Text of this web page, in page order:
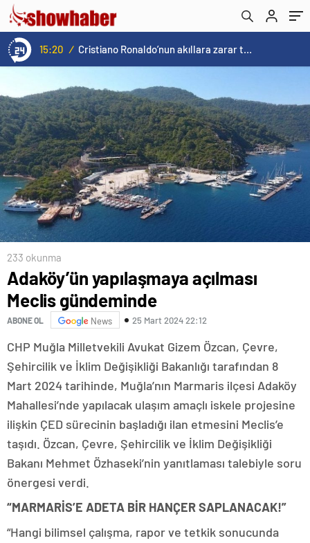
15:20 / Cristiano Ronaldo’nun akıllara zarar tüm kariyerinin istatistiğini çıkardık !
233 okunma
Adaköy’ün yapılaşmaya açılması
Meclis gündeminde
ABONE OL News 25 Mart 2024 22:12
CHP Muğla Milletvekili Avukat Gizem Özcan, Çevre,
Şehircilik ve İklim Değişikliği Bakanlığı tarafından 8
Mart 2024 tarihinde, Muğla’nın Marmaris ilçesi Adaköy
Mahallesi’nde yapılacak ulaşım amaçlı iskele projesine
ilişkin ÇED sürecinin başladığı ilan etmesini Meclis’e
taşıdı. Özcan, Çevre, Şehircilik ve İklim Değişikliği
Bakanı Mehmet Özhaseki’nin yanıtlaması talebiyle soru
önergesi verdi.
“MARMARİS’E ADETA BİR HANÇER SAPLANACAK!”
“Hangi bilimsel çalışma, rapor ve tetkik sonucunda